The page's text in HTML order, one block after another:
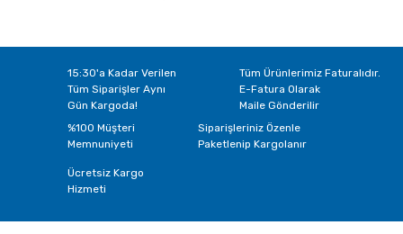
15:30'a Kadar Verilen
Tüm Siparişler Aynı
Gün Kargoda!
Tüm Ürünlerimiz Faturalıdır.
E-Fatura Olarak
Maile Gönderilir
%100 Müşteri
Memnuniyeti
Siparişleriniz Özenle
Paketlenip Kargolanır
Ücretsiz Kargo
Hizmeti